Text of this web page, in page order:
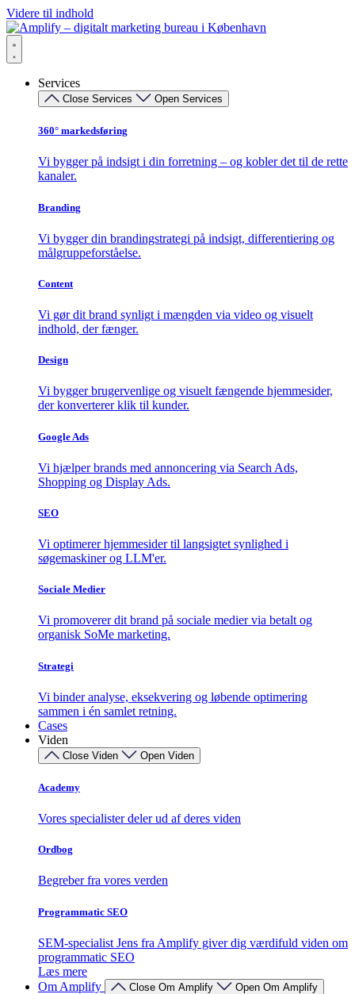
Videre til indhold
Services
Close Services Open Services
360° markedsføring​
Vi bygger på indsigt i din forretning – og kobler det til de rette
kanaler.
Branding
Vi bygger din brandingstrategi på indsigt, differentiering og
målgruppeforståelse.
Content
Vi gør dit brand synligt i mængden via video og visuelt
indhold, der fænger.
Design
Vi bygger brugervenlige og visuelt fængende hjemmesider,
der konverterer klik til kunder.
Google Ads
Vi hjælper brands med annoncering via Search Ads,
Shopping og Display Ads.
SEO
Vi optimerer hjemmesider til langsigtet synlighed i
søgemaskiner og LLM'er.
Sociale Medier
Vi promoverer dit brand på sociale medier via betalt og
organisk SoMe marketing.
Strategi
Vi binder analyse, eksekvering og løbende optimering
sammen i én samlet retning.
Cases
Viden
Close Viden Open Viden
Academy
Vores specialister deler ud af deres viden
Ordbog
Begreber fra vores verden
Programmatic SEO
SEM-specialist Jens fra Amplify giver dig værdifuld viden om
programmatic SEO
Læs mere
Om Amplify
Close Om Amplify Open Om Amplify